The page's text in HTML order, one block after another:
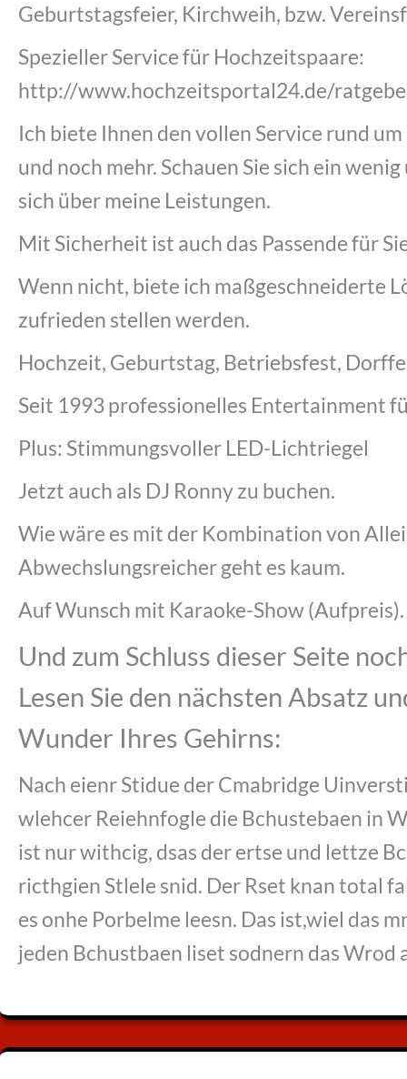
Geburtstagsfeier, Kirchweih, bzw.
Spezieller Service für Hochzeitspaare:
http://www.hochzeitsportal24.de/
Ich biete Ihnen den vollen Service rund
und noch mehr. Schauen Sie sich ein
sich über meine Leistungen.
Mit Sicherheit ist auch das Passende für
Wenn nicht, biete ich maßgeschneiderte
zufrieden stellen werden.
Hochzeit, Geburtstag, Betriebsfest,
Seit 1993 professionelles Entertainment
Plus: Stimmungsvoller LED-Lichtriegel
Jetzt auch als DJ Ronny zu buchen.
Wie wäre es mit der Kombination von
Abwechslungsreicher geht es kaum.
Auf Wunsch mit Karaoke-Show (Aufpreis).
Und zum Schluss dieser Seite
Lesen Sie den nächsten Absatz
Wunder Ihres Gehirns:
Nach eienr Stidue der Cmabridge
wlehcer Reiehnfogle die Bchustebaen in
ist nur withcig, dsas der ertse und lettze
ricthgien Stlele snid. Der Rset knan total
es onhe Porbelme leesn. Das ist,wiel das
jeden Bchustbaen liset sodnern das Wrod